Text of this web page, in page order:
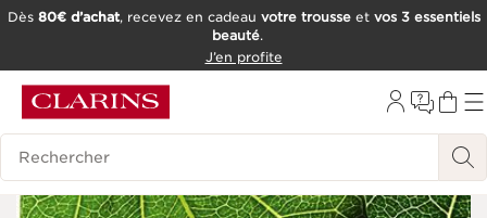
OUTIL D'ACCESSIBILITÉ
Dès 80€ d’achat, recevez en cadeau votre trousseet vos 3 essentiels
beauté.
J’en profite
Historique des recherches